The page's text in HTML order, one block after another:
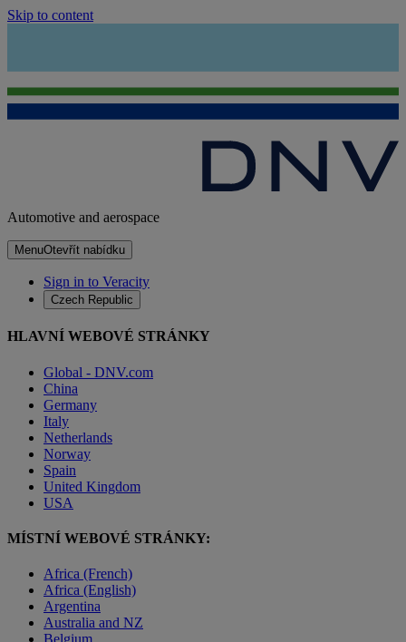
Skip to content
Automotive and aerospace
MenuOtevřít nabídku
Sign in to Veracity
Czech Republic
HLAVNÍ WEBOVÉ STRÁNKY
Global - DNV.com
China
Germany
Italy
Netherlands
Norway
Spain
United Kingdom
USA
MÍSTNÍ WEBOVÉ STRÁNKY:
Africa (French)
Africa (English)
Argentina
Australia and NZ